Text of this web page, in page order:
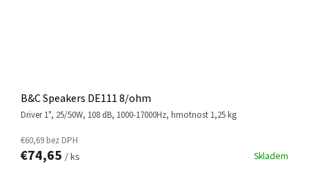
B&C Speakers DE111 8/ohm
driver 1", 25/50W, 108 dB, 1000-17000Hz, hmotnost 1,25 kg
Skladem
€60,69 bez DPH
€74,65 / ks